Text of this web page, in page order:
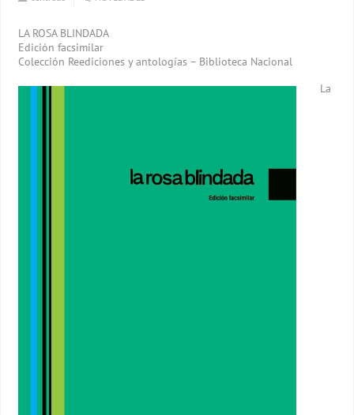
LA ROSA BLINDADA
Edición facsimilar
Colección Reediciones y antologías – Biblioteca Nacional
La